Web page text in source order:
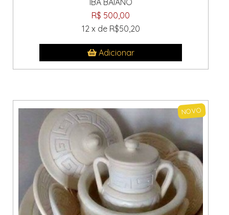
IBA BAIANO
R$ 500,00
12 x de R$50,20
Adicionar
NOVO